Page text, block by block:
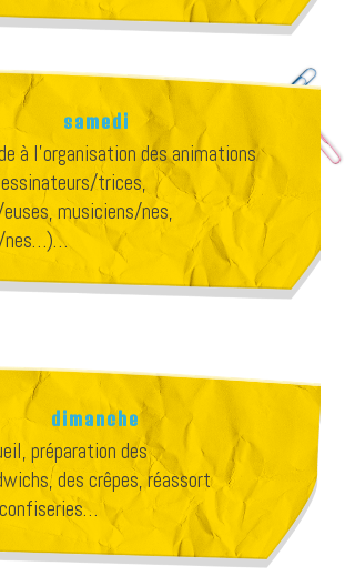
samedi
à l’organisation des animations
trices,
musiciens/nes,
nes…)…
dimanche
préparation des
des crêpes, réassort